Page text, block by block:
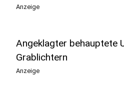
Anzeige
Angeklagter behauptete
Grablichtern
Anzeige